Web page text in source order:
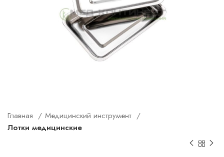
Главная
Медицинский инструмент
Лотки медицинские